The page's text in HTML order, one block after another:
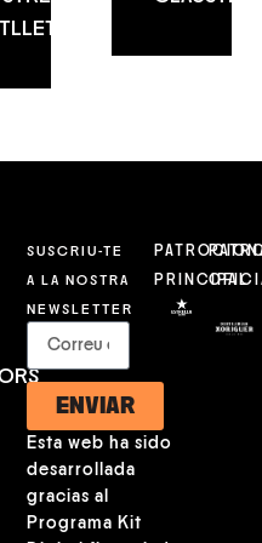
SUSCRIU-TE
A LA NOSTRA
NEWSLETTER
ENVIAR
Esta web ha sido
desarrollada
gracias al
Programa Kit
PRINCIPAL